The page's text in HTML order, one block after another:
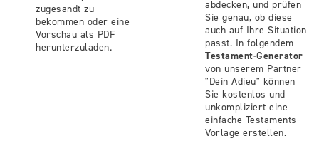
zugesandt zu
bekommen oder eine
Vorschau als PDF
herunterzuladen.
abdecken, und prüfen
Sie genau, ob diese
auch auf Ihre Situation
passt. In folgendem
Testament-Generator
von unserem Partner
"Dein Adieu" können
Sie kostenlos und
unkompliziert eine
einfache Testaments-
Vorlage erstellen.